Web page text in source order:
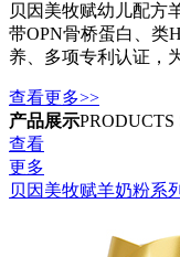
贝因美牧赋幼儿配方
带OPN骨桥蛋白、类
养、多项专利认证，
查看更多>>
产品展示PRODUCTS
查看
更多
贝因美牧赋羊奶粉系